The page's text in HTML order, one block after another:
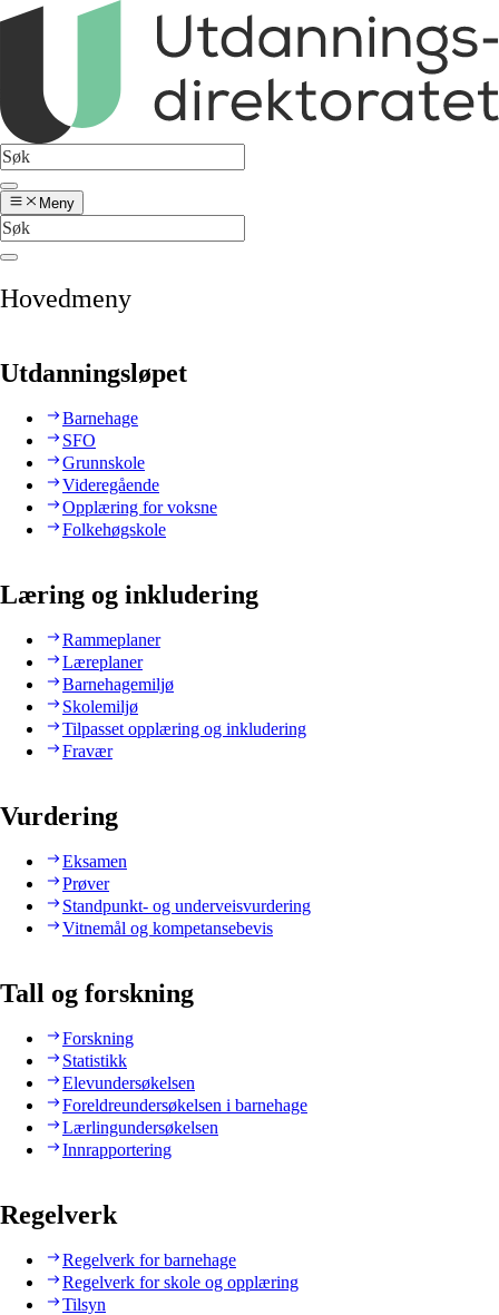
Meny
Hovedmeny
Utdanningsløpet
Barnehage
SFO
Grunnskole
Videregående
Opplæring for voksne
Folkehøgskole
Læring og inkludering
Rammeplaner
Læreplaner
Barnehagemiljø
Skolemiljø
Tilpasset opplæring og inkludering
Fravær
Vurdering
Eksamen
Prøver
Standpunkt- og underveisvurdering
Vitnemål og kompetansebevis
Tall og forskning
Forskning
Statistikk
Elevundersøkelsen
Foreldreundersøkelsen i barnehage
Lærlingundersøkelsen
Innrapportering
Regelverk
Regelverk for barnehage
Regelverk for skole og opplæring
Tilsyn